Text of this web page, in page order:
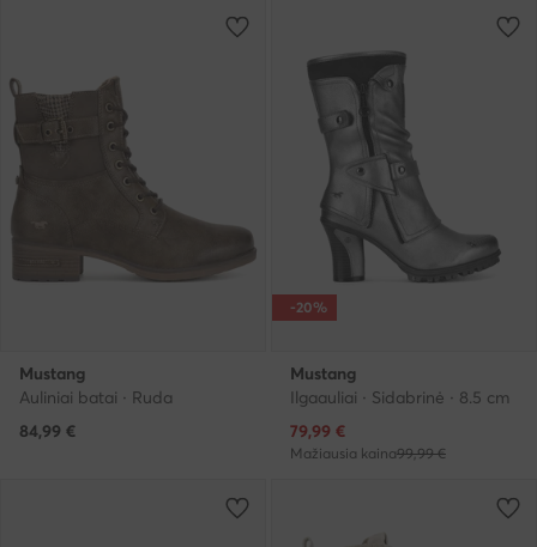
Mustang
Auliniai batai · Ruda
84,99 €
-20%
Mustang
Ilgaauliai · Sidabrinė · 8.5 cm
Dabartinė kaina
79,99 €
Mažiausia kaina99,99 €